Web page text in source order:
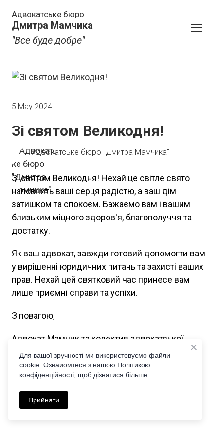
Адвокатське бюро
Дмитра Мамчика
"Все буде добре"
5 May 2024
Зі святом Великодня!
Адвокатське бюро "Дмитра Мамчика"
Зі святом Великодня! Нехай це світле свято
наповнить ваші серця радістю, а ваш дім
затишком та спокоєм. Бажаємо вам і вашим
близьким міцного здоров'я, благополуччя та
достатку.
Як ваш адвокат, завжди готовий допомогти вам
у вирішенні юридичних питань та захисті ваших
прав. Нехай цей святковий час принесе вам
лише приємні справи та успіхи.
З повагою,
Адвокат Мамчик та колектив адвокатської
фірми.
Для вашої зручності ми використовуємо файли
cookie. Ознайомтеся з нашою Політикою
конфіденційності, щоб дізнатися більше.
Прийняти